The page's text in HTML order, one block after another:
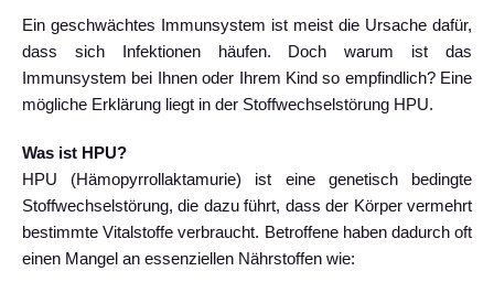
Ein geschwächtes Immunsystem ist meist die Ursache dafür,
dass sich Infektionen häufen. Doch warum ist das
Immunsystem bei Ihnen oder Ihrem Kind so empfindlich? Eine
mögliche Erklärung liegt in der Stoffwechselstörung HPU.
Was ist HPU?
HPU (Hämopyrrollaktamurie) ist eine genetisch bedingte
Stoffwechselstörung, die dazu führt, dass der Körper vermehrt
bestimmte Vitalstoffe verbraucht. Betroffene haben dadurch oft
einen Mangel an essenziellen Nährstoffen wie: